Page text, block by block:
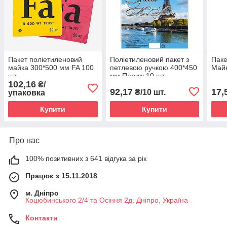
Пакет поліетиленовий
майка 300*500 мм FA 100
шт
102,16 ₴/
упаковка
Купити
Поліетиленовий пакет з
петлевою ручкою 400*450
мм Париж 10 шт
92,17₴/10 шт.
Купити
Про нас
100% позитивних з 641 відгука за рік
Працює з 15.11.2018
м. Дніпро
Коцюбинського 2/4 та Осіння 2д, Дніпро, Україна
Контакти